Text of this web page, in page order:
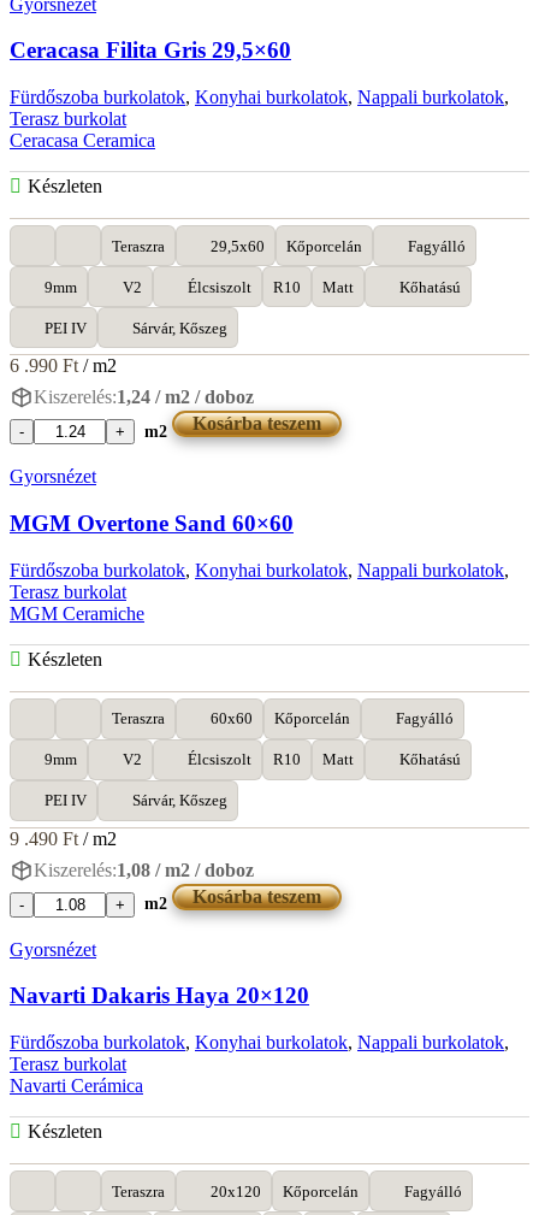
Ceracasa Filita Gris 29,5×60
Fürdőszoba burkolatok, Konyhai burkolatok, Nappali burkolatok,
Terasz burkolat
Ceracasa Ceramica
Készleten
Teraszra 29,5x60 Kőporcelán Fagyálló
9mm V2 Élcsiszolt R10 Matt Kőhatású
PEI IV Sárvár, Kőszeg
6 .990 Ft / m2
Kiszerelés:1,24 / m2 / doboz
Ceracasa
Gris
mennyiség
m2 Kosárba teszem
Gyorsnézet
MGM Overtone Sand 60×60
Fürdőszoba burkolatok, Konyhai burkolatok, Nappali burkolatok,
Terasz burkolat
MGM Ceramiche
Készleten
Teraszra 60x60 Kőporcelán Fagyálló
9mm V2 Élcsiszolt R10 Matt Kőhatású
PEI IV Sárvár, Kőszeg
9 .490 Ft / m2
Kiszerelés:1,08 / m2 / doboz
MGM
Sand
mennyiség
m2 Kosárba teszem
Gyorsnézet
Navarti Dakaris Haya 20×120
Fürdőszoba burkolatok, Konyhai burkolatok, Nappali burkolatok,
Terasz burkolat
Navarti Cerámica
Készleten
Teraszra 20x120 Kőporcelán Fagyálló